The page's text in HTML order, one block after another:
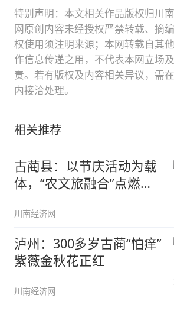
特别声明：本文相关作品版权归川
网原创内容未经授权严禁转载、摘
权使用须注明来源；本网转载自其
作信息传递之用，不代表本网立场
责。若有版权及内容相关异议，需
内接洽处理。
相关推荐
古蔺县：以节庆活动为载
体，“农文旅融合”点燃乡
川南经济网
泸州：300多岁古蔺“怕痒”
紫薇金秋花正红
川南经济网